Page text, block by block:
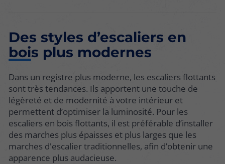
Des styles d’escaliers en
bois plus modernes
Dans un registre plus moderne, les escaliers flottants
sont très tendances. Ils apportent une touche de
légèreté et de modernité à votre intérieur et
permettent d’optimiser la luminosité. Pour les
escaliers en bois flottants, il est préférable d’installer
des marches plus épaisses et plus larges que les
marches d'escalier traditionnelles, afin d’obtenir une
apparence plus audacieuse.